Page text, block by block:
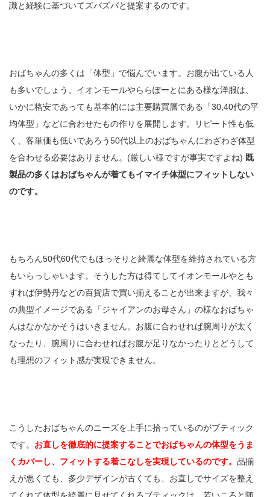
識と経験に基づいてズバズバと提案するのです。
おばちゃんの多くは「体型」で悩んでいます。お腹が出ている人
も多いでしょう。イオンモールやららぽーとにある様な洋服は、
いかに格安であっても基本的には主要購買層である「30,40代の平
均体型」などに合わせたもの作りを展開します。リピート性も低
く、客単価も低いであろう50代以上のおばちゃんにわざわざ体型
を合わせる必要はありません。(厳しい様ですが事実ですよね) 既
製品の多くはおばちゃんが着てもイマイチ体型にフィットしない
のです。
もちろん50代60代でもほっそりと綺麗な体型を維持されている方
もいらっしゃいます。そうした方は得てしてイオンモールやとも
すれば伊勢丹などの百貨店で買い揃えることが出来ますが、我々
の典型イメージである「ジャイアンのお母さん」の様なおばちゃ
んはなかなかそうはいきません。お腹に合わせれば腕周りが太く
なったり、腕周りに合わせればお腹が足りなかったりとどうして
も理想のフィット感が実現できません。
こうしたおばちゃんのニーズを上手に拾っているのがブティック
です。 お直しを徹底的に提案することでおばちゃんの体型をうま
くカバーし、フィットする着こなしを実現しているのです。 品揃
えが悪くても、多少デザインが古くても、お直しでサイズを整え